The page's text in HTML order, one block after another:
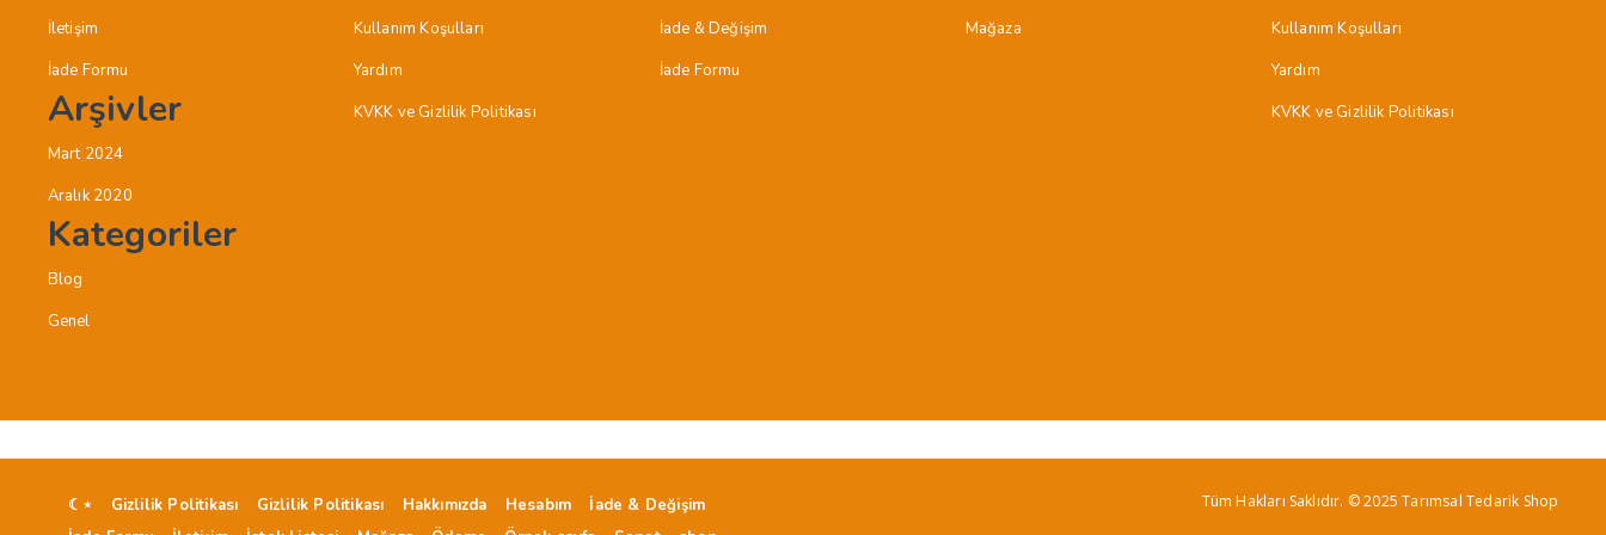
İletişim
İade Formu
Arşivler
Mart 2024
Aralık 2020
Kategoriler
Blog
Genel
Kullanım Koşulları
Yardım
KVKK ve Gizlilik Politikası
İade & Değişim
İade Formu
Mağaza
Kullanım Koşulları
Yardım
KVKK ve Gizlilik Politikası
☾⋆ Gizlilik Politikası Gizlilik Politikası Hakkımızda Hesabım
İade & Değişim
Tüm Hakları Saklıdır. © 2025 Tarımsal Tedarik Shop